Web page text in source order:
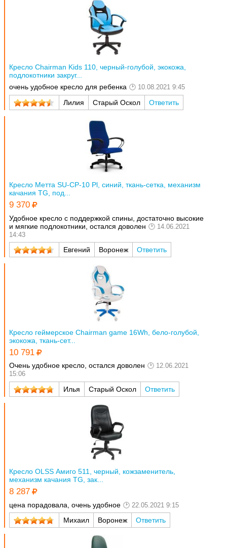
Кресло Chairman Kids 110, черный-голубой, экокожа,
подлокотники закруг...
очень удобное кресло для ребенка
10.08.2021 9:45
Лилия Старый Оскол Ответить
Кресло Метта SU-CP-10 Pl, синий, ткань-сетка, механизм
качания TG, под...
9 370
Удобное кресло с поддержкой спины, достаточно высокие
и мягкие подлокотники, остался доволен
14.06.2021
14:43
Евгений Воронеж Ответить
Кресло геймерское Chairman game 16Wh, бело-голубой,
экокожа, ткань-сет...
10 791
Очень удобное кресло, остался доволен
12.06.2021
15:06
Илья Старый Оскол Ответить
Кресло OLSS Амиго 511, черный, кожзаменитель,
механизм качания TG, зак...
8 287
цена порадовала, очень удобное 22.05.2021 9:15
Михаил Воронеж Ответить